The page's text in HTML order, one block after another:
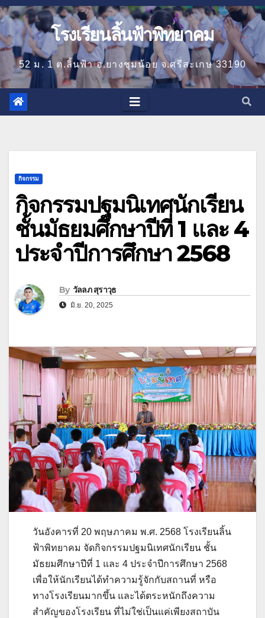
โรงเรียนลิ้นฟ้าพิทยาคม
52 ม. 1 ต.ลิ้นฟ้า อ.ยางชุมน้อย จ.ศรีสะเกษ 33190
กิจกรรม
กิจกรรมปฐมนิเทศนักเรียน
ชั้นมัธยมศึกษาปีที่ 1 และ 4
ประจำปีการศึกษา 2568
By วัลลภ สุราวุธ
มิ.ย. 20, 2025
วันอังคารที่ 20 พฤษภาคม พ.ศ. 2568 โรงเรียนลิ้น
ฟ้าพิทยาคม จัดกิจกรรมปฐมนิเทศนักเรียน ชั้น
มัธยมศึกษาปีที่ 1 และ 4 ประจำปีการศึกษา 2568
เพื่อให้นักเรียนได้ทำความรู้จักกับสถานที่ หรือ
ทางโรงเรียนมากขึ้น และได้ตระหนักถึงความ
สำคัญของโรงเรียน ที่ไม่ใช่เป็นแค่เพียงสถาบัน